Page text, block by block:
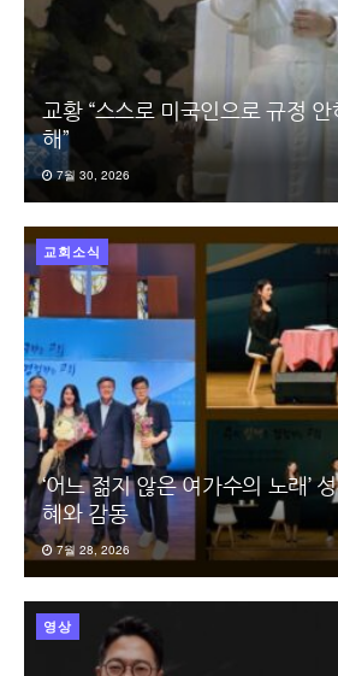
교황 “스스로 미국인으로 규정
해”
7월 30, 2026
교회소식
‘어느 젊지 않은 여가수의 노래’
혜와 감동
7월 28, 2026
영상